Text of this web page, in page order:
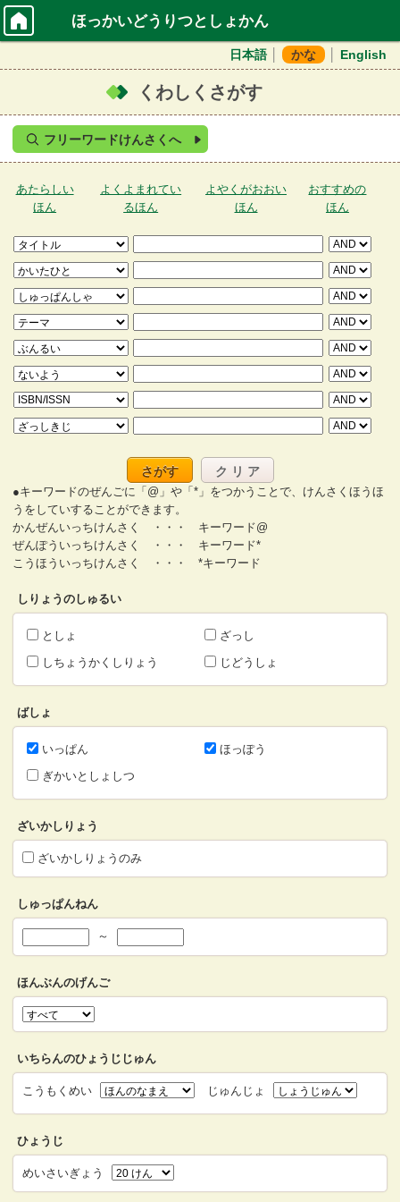
ほっかいどうりつとしょかん
日本語 かな English
くわしくさがす
フリーワードけんさくへ
あたらしい
ほん
よくよまれてい
るほん
よやくがおおい
ほん
おすすめの
ほん
さがす ク リ ア
●キーワードのぜんごに「@」や「*」をつかうことで、けんさくほうほ
うをしていすることができます。
かんぜんいっちけんさく ・・・ キーワード@
ぜんぽういっちけんさく ・・・ キーワード*
こうほういっちけんさく ・・・ *キーワード
しりょうのしゅるい
としょ
ざっし
しちょうかくしりょう
じどうしょ
ばしょ
いっぱん
ほっぽう
ぎかいとしょしつ
ざいかしりょう
ざいかしりょうのみ
しゅっぱんねん
～
ほんぶんのげんご
いちらんのひょうじじゅん
こうもくめい じゅんじょ
ひょうじ
めいさいぎょう